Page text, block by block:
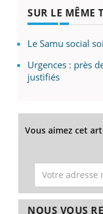
SUR LE MÊME
Le Samu social
Urgences : près
justifiés
Vous aimez cet
NOUS VOUS